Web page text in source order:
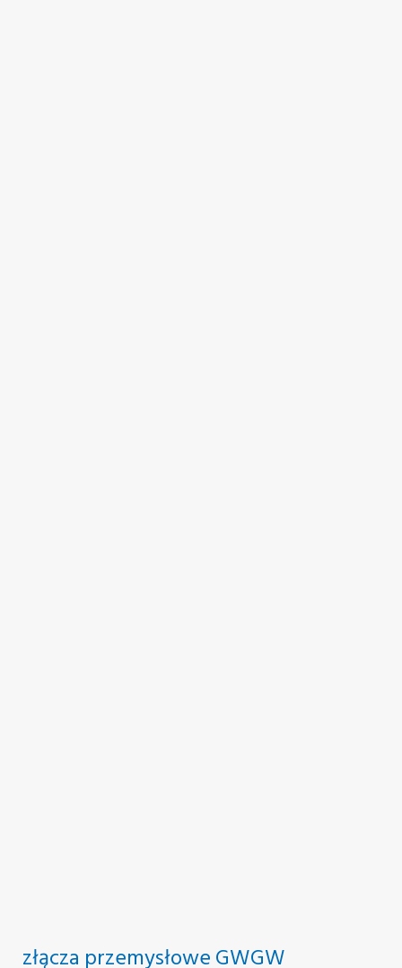
złącza przemysłowe GWGW